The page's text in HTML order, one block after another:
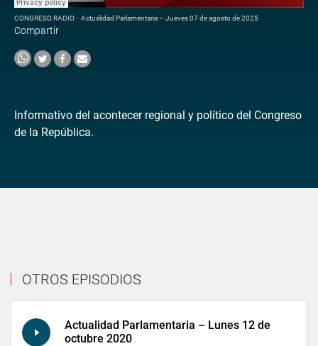
CONGRESO RADIO · Actualidad Parlamentaria – Jueves 07 de agosto de 2025
Compartir
Informativo del acontecer regional y político del Congreso
de la República.
OTROS EPISODIOS
Actualidad Parlamentaria – Lunes 12 de
octubre 2020